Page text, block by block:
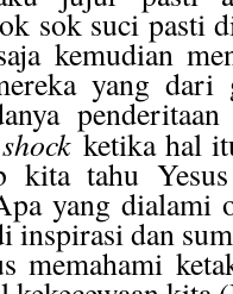
sok suci pasti
kemudian
yang
shockketika hal
kita tahu
yang dialami
inspirasi dan
memahami